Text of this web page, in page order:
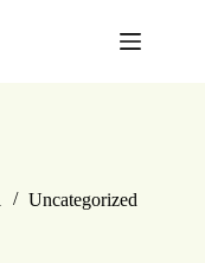
Uncategorized